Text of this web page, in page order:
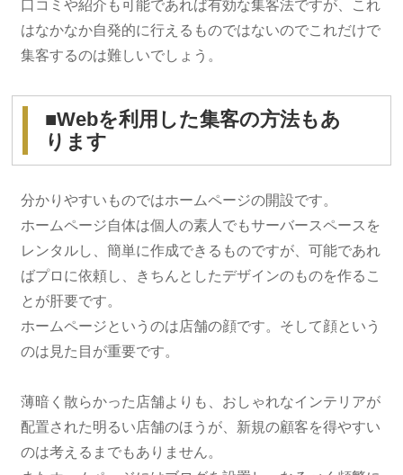
口コミや紹介も可能であれば有効な集客法ですが、これ
はなかなか自発的に行えるものではないのでこれだけで
集客するのは難しいでしょう。
■Webを利用した集客の方法もあ
ります
分かりやすいものではホームページの開設です。
ホームページ自体は個人の素人でもサーバースペースを
レンタルし、簡単に作成できるものですが、可能であれ
ばプロに依頼し、きちんとしたデザインのものを作るこ
とが肝要です。
ホームページというのは店舗の顔です。そして顔という
のは見た目が重要です。
薄暗く散らかった店舗よりも、おしゃれなインテリアが
配置された明るい店舗のほうが、新規の顧客を得やすい
のは考えるまでもありません。